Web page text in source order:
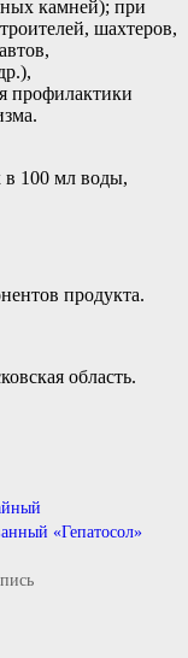
камней); при
шахтеров,
профилактики
в 100 мл воды,
продукта.
область.
«Гепатосол»